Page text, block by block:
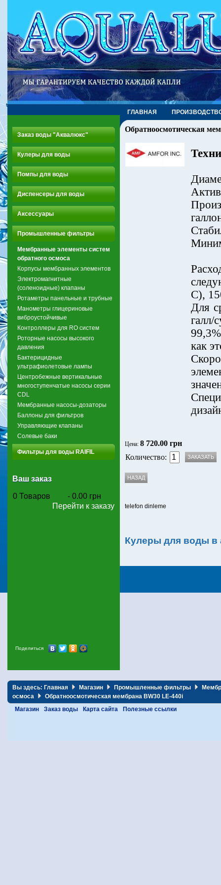
ГЛАВНАЯ
Заказ воды "Аквалюкс"
Кулеры для воды
Помпы для воды
Диспенсеры для воды
Аксессуары
Промышленные фильтры
Мембранные элементы систем
обратного осмоса
Корпусы мембранных элементов
Электромагнитные
(соленоидные) клапаны
Ротаметры панельные и трубные
Манометры глицериновые
виброустойчивые
Контроллеры для RO систем
Роторные насосы высокого
давления
Бактерицидные
ультрафиолетовые лампы
Центробежные вертикальные
многоступенчатые насосы серии
CDL
Мембранные насосы-дозаторы
Баллоны для фильтров
Управляющие клапаны
Солевые баки
Фильтры для воды RAIFIL
Ваш заказ
0 Товаров - 0.00 грн
Перейти к заказу
Поделиться
Обратноосмотическая
С),
Для
как
Цена: 8 720.00 грн
Количество:
telefon dinleme
Кулеры для воды в
Вы здесь: Главная Магазин Промышленные фильтры
осмоса
Обратноосмотическая мембрана BW30 LE-440i
Магазин
Заказ воды Карта сайта Полезные ссылки